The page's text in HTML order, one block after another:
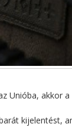
Unióba, akkor
kijelentést,